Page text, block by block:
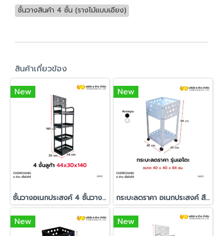
ชั้นวางสินค้า 4 ชั้น (รางไม้แบบเอียง)
สินค้าเกี่ยวข้อง
New
ชั้นวางอเนกประสงค์ 4 ชั้นวาง + ฮุกแขวน รุ่น ลูก้า สีดำ
New
กระบะลดราคา อเนกประสงค์ สีขาว รุ่นเอโดะ (มีล้อหมุน 360°)
New New